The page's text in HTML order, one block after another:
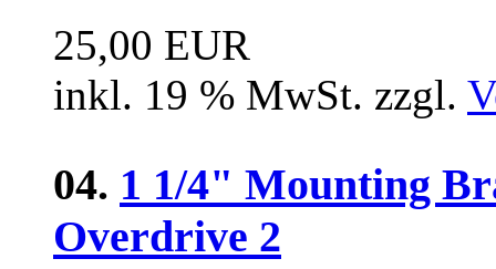
25,00 EUR
inkl. 19 % MwSt. zzgl.
04. 1 1/4" Mounting
Overdrive 2